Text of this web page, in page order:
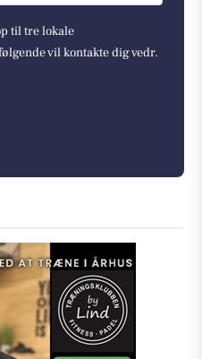
til tre lokale
vil kontakte dig vedr.